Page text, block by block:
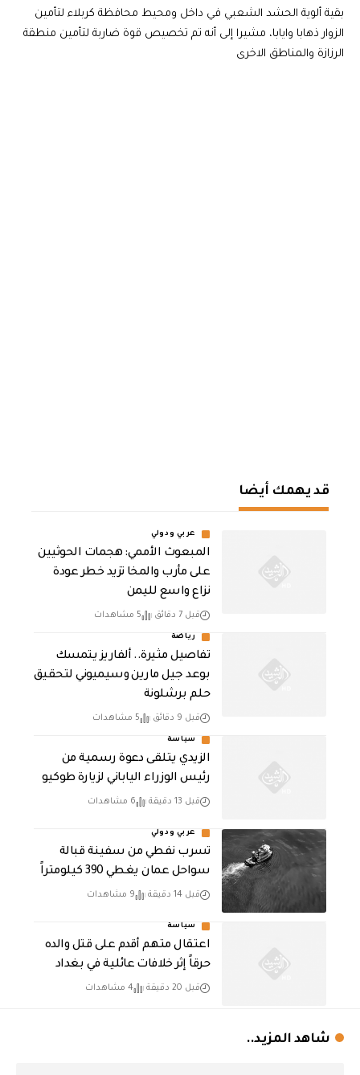
بقية ألوية الحشد الشعبي في داخل ومحيط محافظة كربلاء لتأمين
الزوار ذهابا وايابا، مشيرا إلى أنه تم تخصيص قوة ضاربة لتأمين منطقة
الرزازة والمناطق الاخرى
قد يهمك أيضا
عربي ودولي
المبعوث الأممي: هجمات الحوثيين
على مأرب والمخا تزيد خطر عودة
نزاع واسع لليمن
قبل 7 دقائق 5 مشاهدات
رياضة
تفاصيل مثيرة.. ألفاريز يتمسك
بوعد جيل مارين وسيميوني لتحقيق
حلم برشلونة
قبل 9 دقائق 5 مشاهدات
سياسة
الزيدي يتلقى دعوة رسمية من
رئيس الوزراء الياباني لزيارة طوكيو
قبل 13 دقيقة 6 مشاهدات
عربي ودولي
تسرب نفطي من سفينة قبالة
سواحل عمان يغطي 390 كيلومتراً
قبل 14 دقيقة 9 مشاهدات
سياسة
اعتقال متهم أقدم على قتل والده
حرقاً إثر خلافات عائلية في بغداد
قبل 20 دقيقة 4 مشاهدات
شاهد المزيد..